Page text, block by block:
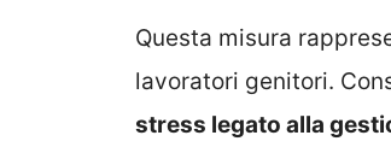
Questa misura
lavoratori genitori.
stress legato alla